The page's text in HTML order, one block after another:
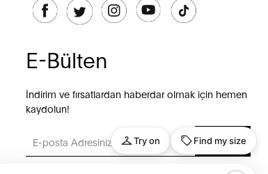
E-Bülten
İndirim ve fırsatlardan haberdar olmak için hemen
kaydolun!
GÖNDER